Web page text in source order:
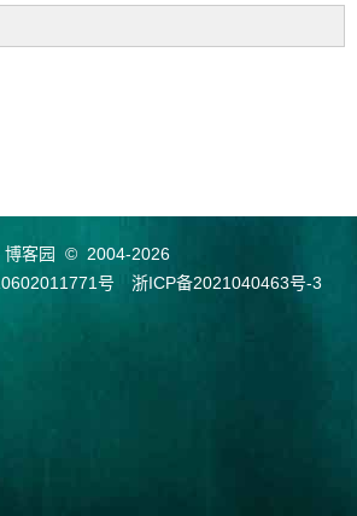
博客园
© 2004-2026
号
浙ICP备2021040463号-3